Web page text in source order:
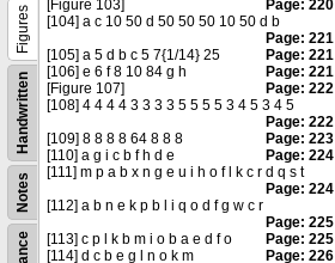
Notes
Handwritten
Figures
[Figure 103]
Page: 220
[104] a c 10 50 d 50 50 50 10 50 d b
Page: 221
[105] a 5 d b c 5 7{1/14} 25
Page: 221
[106] e 6 f 8 10 84 g h
Page: 221
[Figure 107]
Page: 222
[108] 4 4 4 4 3 3 3 3 5 5 5 5 3 4 5 3 4 5
Page: 222
[109] 8 8 8 8 64 8 8 8
Page: 223
[110] a g i c b f h d e
Page: 224
[111] m p a b x n g e u i h o f l k c r d q s t
Page: 224
[112] a b n e k p b l i q o d f g w c r
Page: 225
[113] c p l k b m i o b a e d f o
Page: 225
[114] d c b e g l n o k m
Page: 226